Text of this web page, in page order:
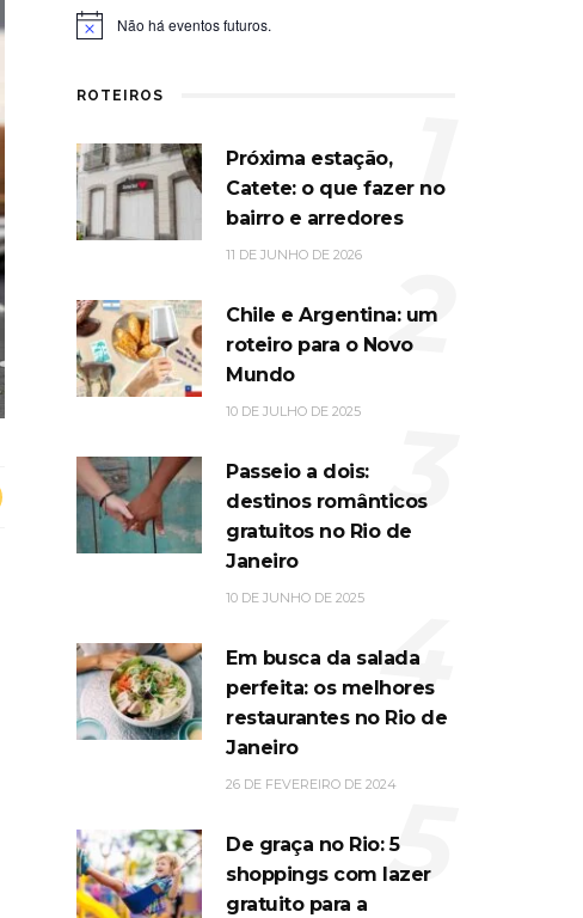
Notice Não há eventos futuros.
ROTEIROS
Próxima estação,
Catete: o que fazer no
bairro e arredores
11 DE JUNHO DE 2026
1
Chile e Argentina: um
roteiro para o Novo
Mundo
10 DE JULHO DE 2025
2
Passeio a dois:
destinos românticos
gratuitos no Rio de
Janeiro
10 DE JUNHO DE 2025
3
Em busca da salada
perfeita: os melhores
restaurantes no Rio de
Janeiro
26 DE FEVEREIRO DE 2024
4
De graça no Rio: 5
shoppings com lazer
gratuito para a
5